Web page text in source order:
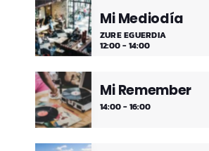
Mi Mediodía
ZURE EGUERDIA
12:00 - 14:00
Mi Remember
14:00 - 16:00